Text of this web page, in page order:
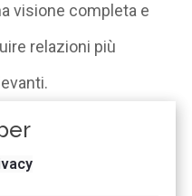
visione completa e
relazioni più